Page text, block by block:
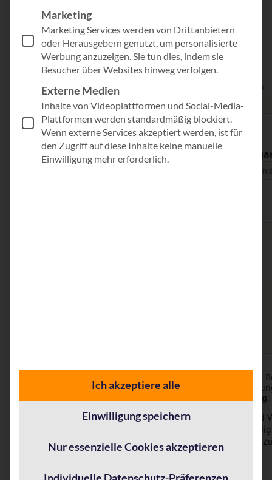
Anrede
Vorname
Position Firma /
Die Verarbeitung Ihrer Daten erfolgt zum Zweck der
Anfrage. Weitere Informationen zur
Datenschutzerklärung.
Ich möchte künftig Informationen über Themen und
der AppSphere AG per E-Mail erhalten. Diese
freiwillig. Ich kann sie jederzeit mit Wirkung für die
widerrufen.
Marketing
Marketing Services werden von Drittanbietern
oder Herausgebern genutzt, um personalisierte
Werbung anzuzeigen. Sie tun dies, indem sie
Besucher über Websites hinweg verfolgen.
Externe Medien
Inhalte von Videoplattformen und Social-Media-
Plattformen werden standardmäßig blockiert.
Wenn externe Services akzeptiert werden, ist für
den Zugriff auf diese Inhalte keine manuelle
Einwilligung mehr erforderlich.
Ich akzeptiere alle
Einwilligung speichern
Nur essenzielle Cookies akzeptieren